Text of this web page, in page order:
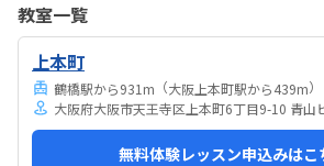
したりできるのは助かります。料金は今の物価
いませんが、子どもの成長具合で判断すると思
的にどんどん作り進めていったのには正直驚き
さんあれこれ説明されずブロックを触らせてもら
教室一覧
上本町
鶴橋駅から931m （大阪上本町駅から439m）
大阪府大阪市天王寺区上本町6丁目9-10 青山
無料体験レッスン申込みはこ